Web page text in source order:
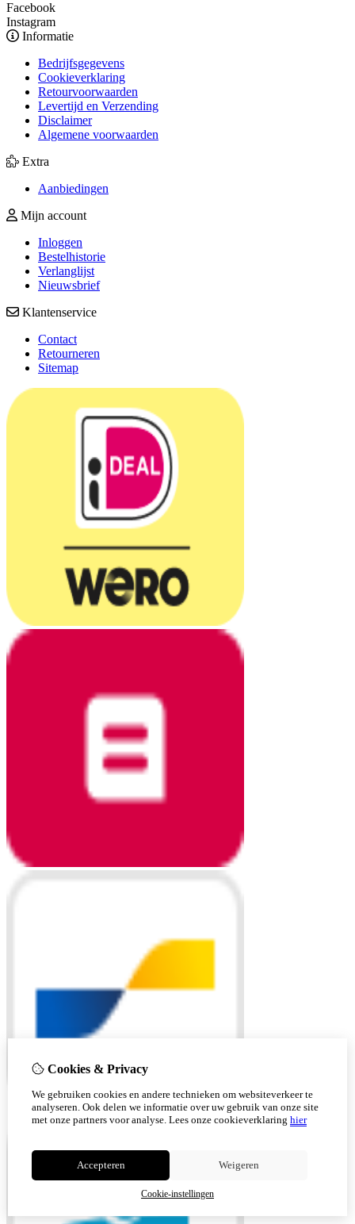
Facebook
Instagram
Informatie
Bedrijfsgegevens
Cookieverklaring
Retourvoorwaarden
Levertijd en Verzending
Disclaimer
Algemene voorwaarden
Extra
Aanbiedingen
Mijn account
Inloggen
Bestelhistorie
Verlanglijst
Nieuwsbrief
Klantenservice
Contact
Retourneren
Sitemap
Cookies & Privacy
We gebruiken cookies en andere technieken om websiteverkeer te
analyseren. Ook delen we informatie over uw gebruik van onze site
met onze partners voor analyse. Lees onze cookieverklaring hier
Accepteren Weigeren
Cookie-instellingen